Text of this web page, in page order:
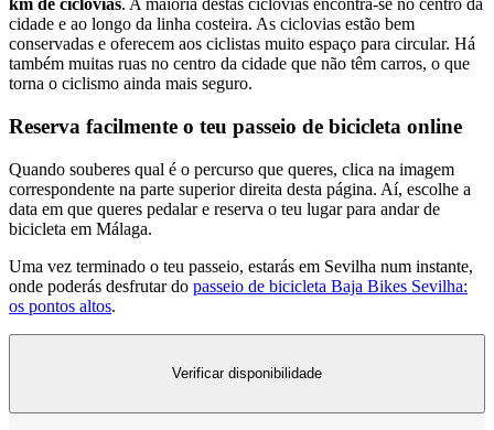
km de ciclovias. A maioria destas ciclovias encontra-se no centro da
cidade e ao longo da linha costeira. As ciclovias estão bem
conservadas e oferecem aos ciclistas muito espaço para circular. Há
também muitas ruas no centro da cidade que não têm carros, o que
torna o ciclismo ainda mais seguro.
Reserva facilmente o teu passeio de bicicleta online
Quando souberes qual é o percurso que queres, clica na imagem
correspondente na parte superior direita desta página. Aí, escolhe a
data em que queres pedalar e reserva o teu lugar para andar de
bicicleta em Málaga.
Uma vez terminado o teu passeio, estarás em Sevilha num instante,
onde poderás desfrutar do passeio de bicicleta Baja Bikes Sevilha:
os pontos altos.
Verificar disponibilidade